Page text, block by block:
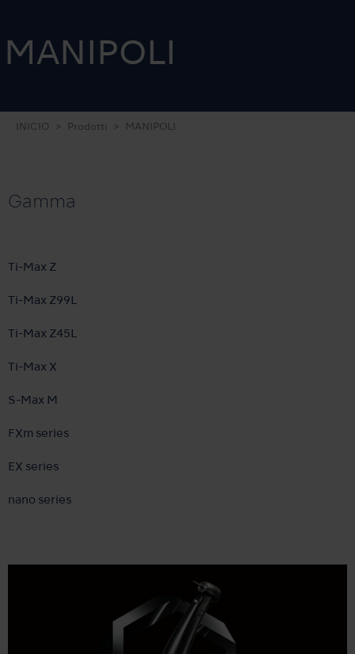
MANIPOLI
INICIO Prodotti MANIPOLI
Gamma
Ti-Max Z
Ti-Max Z99L
Ti-Max Z45L
Ti-Max X
S-Max M
FXm series
EX series
nano series